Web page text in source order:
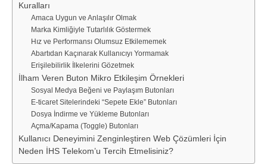
Kuralları
Amaca Uygun ve Anlaşılır Olmak
Marka Kimliğiyle Tutarlılık Göstermek
Hız ve Performansı Olumsuz Etkilememek
Abartıdan Kaçınarak Kullanıcıyı Yormamak
Erişilebilirlik İlkelerini Gözetmek
İlham Veren Buton Mikro Etkileşim Örnekleri
Sosyal Medya Beğeni ve Paylaşım Butonları
E-ticaret Sitelerindeki “Sepete Ekle” Butonları
Dosya İndirme ve Yükleme Butonları
Açma/Kapama (Toggle) Butonları
Kullanıcı Deneyimini Zenginleştiren Web Çözümleri İçin
Neden İHS Telekom’u Tercih Etmelisiniz?